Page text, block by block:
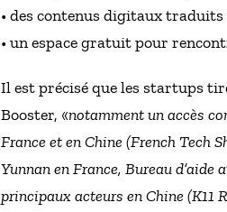
• des contenus digitaux traduits
• un espace gratuit pour
Il est précisé que les startups
Booster, «notamment un accès
France et en Chine (French Tech
Yunnan en France, Bureau
principaux acteurs en Chine (K11